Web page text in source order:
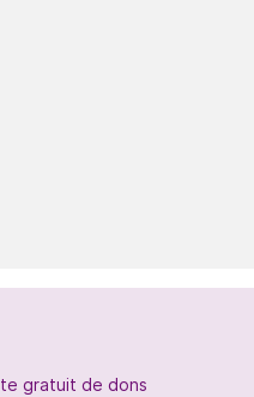
gratuit de dons